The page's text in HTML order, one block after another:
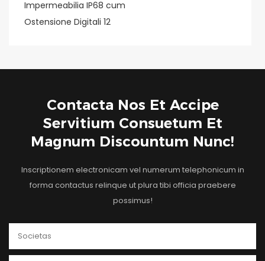
Contacta Nos Et Accipe
Servitium Consuetum Et
Magnum Discountum Nunc!
Inscriptionem electronicam vel numerum telephonicum in
forma contactus relinque ut plura tibi officia praebere
possimus!
Societas